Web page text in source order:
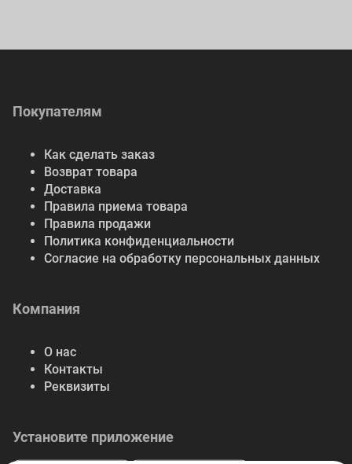
Покупателям
Как сделать заказ
Возврат товара
Доставка
Правила приема товара
Правила продажи
Политика конфиденциальности
Согласие на обработку персональных данных
Компания
О нас
Контакты
Реквизиты
Установите приложение